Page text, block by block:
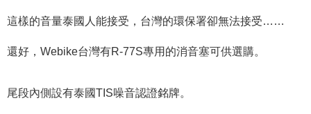
這樣的音量泰國人能接受，台灣的環保署卻無法接受……
還好，Webike台灣有R-77S專用的消音塞可供選購。
尾段內側設有泰國TIS噪音認證銘牌。